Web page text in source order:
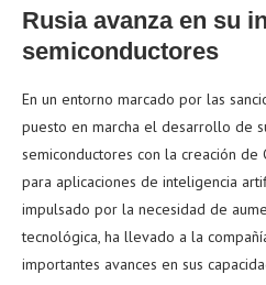
Rusia avanza en su
semiconductores
En un entorno marcado por las
puesto en marcha el desarrollo de
semiconductores con la creación de
para aplicaciones de inteligencia
impulsado por la necesidad de
tecnológica, ha llevado a la
importantes avances en sus